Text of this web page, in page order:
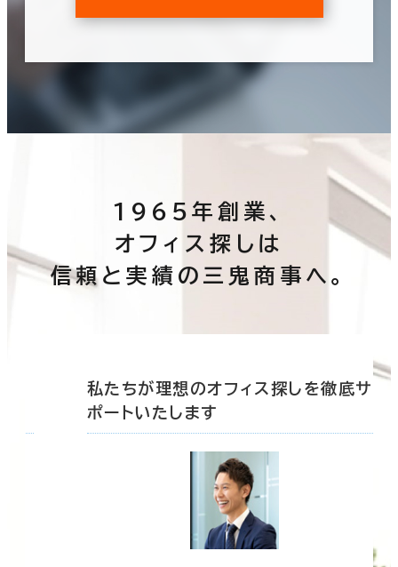
1965年創業、
オフィス探しは
信頼と実績の三鬼商事へ。
私たちが理想のオフィス探しを徹底サ
ポートいたします